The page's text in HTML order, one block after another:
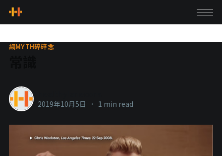
網MYTH碎碎念
2019年10月5日 • 1 min read